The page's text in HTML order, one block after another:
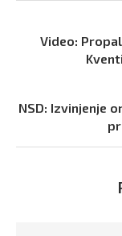
Video:
NSD: Izvinjenje